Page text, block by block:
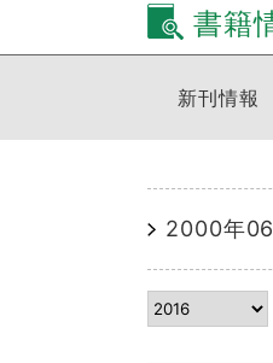
書籍
新刊情報
2000年